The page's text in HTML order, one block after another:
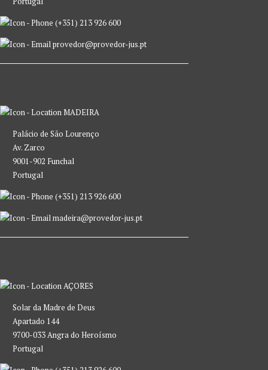
(+351) 213 926 600
provedor@provedor-jus.pt
MADEIRA
Palácio de São Lourenço
Av. Zarco
9001-902 Funchal
Portugal
(+351) 213 926 600
madeira@provedor-jus.pt
AÇORES
Solar da Madre de Deus
Apartado 144
9700-033 Angra do Heroísmo
Portugal